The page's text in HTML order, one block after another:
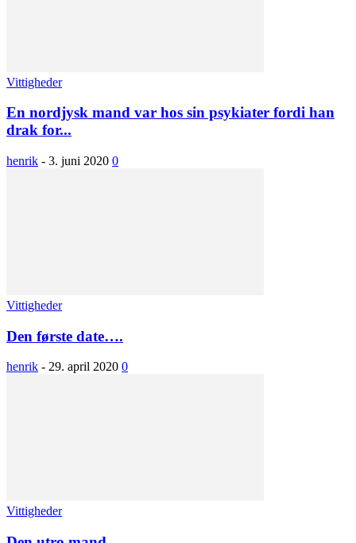
Vittigheder
En nordjysk mand var hos sin psykiater fordi han
drak for...
henrik - 3. juni 2020 0
Vittigheder
Den første date….
henrik - 29. april 2020 0
Vittigheder